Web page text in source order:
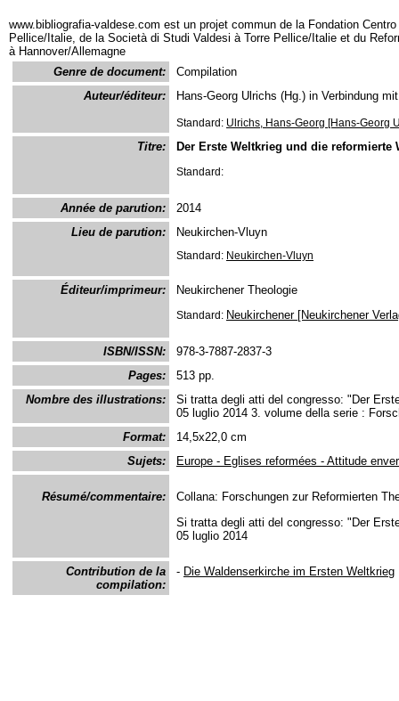
www.bibliografia-valdese.com est un projet commun de la Fondation
Pellice/Italie, de la Società di Studi Valdesi à Torre Pellice/Italie et du
à Hannover/Allemagne
Genre de document:
Compilation
Auteur/éditeur:
Hans-Georg Ulrichs (Hg.) in Verbindung
Standard: Ulrichs, Hans-Georg [Hans-Georg
Titre: Der Erste Weltkrieg und die reformierte
Standard:
Année de parution:
2014
Lieu de parution:
Neukirchen-Vluyn
Standard: Neukirchen-Vluyn
Éditeur/imprimeur: Neukirchener Theologie
Standard: Neukirchener [Neukirchener
ISBN/ISSN:
978-3-7887-2837-3
Pages:
513 pp.
Nombre des illustrations:
Si tratta degli atti del congresso: "Der
05 luglio 2014 3. volume della serie :
Format:
14,5x22,0 cm
Sujets:
Europe - Eglises reformées - Attitude
Résumé/commentaire:
Collana: Forschungen zur Reformierten
Si tratta degli atti del congresso: "Der
05 luglio 2014
Contribution de la
compilation:
- Die Waldenserkirche im Ersten Weltkrieg